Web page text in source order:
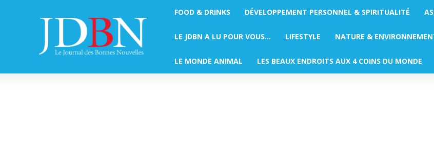
FOOD & DRINKS DÉVELOPPEMENT PERSONNEL & SPIRITUALITÉ
LE JDBN A LU POUR VOUS… LIFESTYLE NATURE &
LE MONDE ANIMAL LES BEAUX ENDROITS AUX 4 COINS DU MONDE